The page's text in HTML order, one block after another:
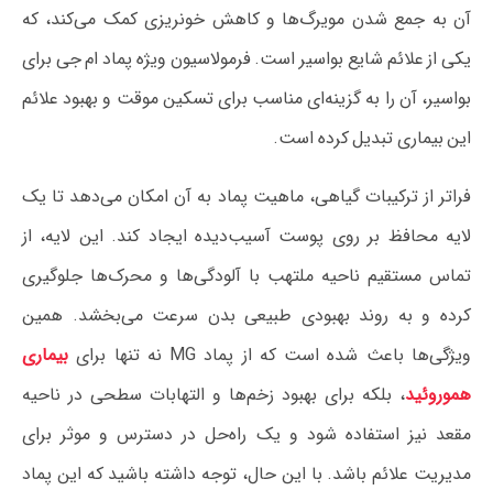
آن به جمع شدن مویرگ‌ها و کاهش خونریزی کمک می‌کند، که
یکی از علائم شایع بواسیر است. فرمولاسیون ویژه پماد ام جی برای
بواسیر، آن را به گزینه‌ای مناسب برای تسکین موقت و بهبود علائم
این بیماری تبدیل کرده است.
فراتر از ترکیبات گیاهی، ماهیت پماد به آن امکان می‌دهد تا یک
لایه محافظ بر روی پوست آسیب‌دیده ایجاد کند. این لایه، از
تماس مستقیم ناحیه ملتهب با آلودگی‌ها و محرک‌ها جلوگیری
کرده و به روند بهبودی طبیعی بدن سرعت می‌بخشد. همین
ویژگی‌ها باعث شده است که از پماد MG نه تنها برای
بیماری
هموروئید، بلکه برای بهبود زخم‌ها و التهابات سطحی در ناحیه
مقعد نیز استفاده شود و یک راه‌حل در دسترس و موثر برای
مدیریت علائم باشد. با این حال، توجه داشته باشید که این پماد